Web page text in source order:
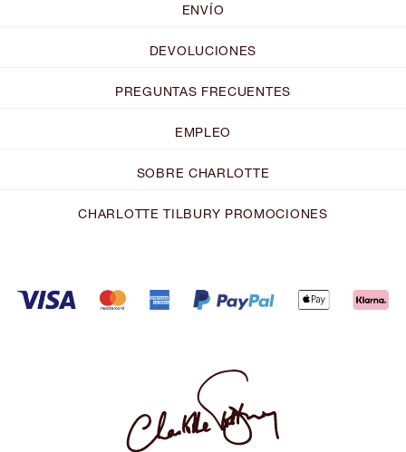
ENVÍO
DEVOLUCIONES
PREGUNTAS FRECUENTES
EMPLEO
SOBRE CHARLOTTE
CHARLOTTE TILBURY PROMOCIONES